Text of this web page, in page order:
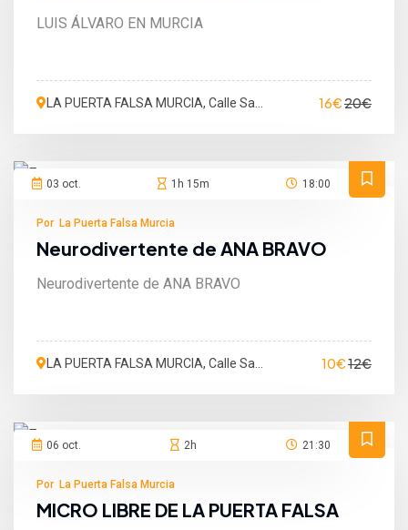
LUIS ÁLVARO EN MURCIA
LA PUERTA FALSA MURCIA, Calle San
16€20€
03 oct. 1h 15m 18:00
Por La Puerta Falsa Murcia
Neurodivertente de ANA BRAVO
Neurodivertente de ANA BRAVO
LA PUERTA FALSA MURCIA, Calle San
10€12€
06 oct. 2h 21:30
Por La Puerta Falsa Murcia
MICRO LIBRE DE LA PUERTA FALSA